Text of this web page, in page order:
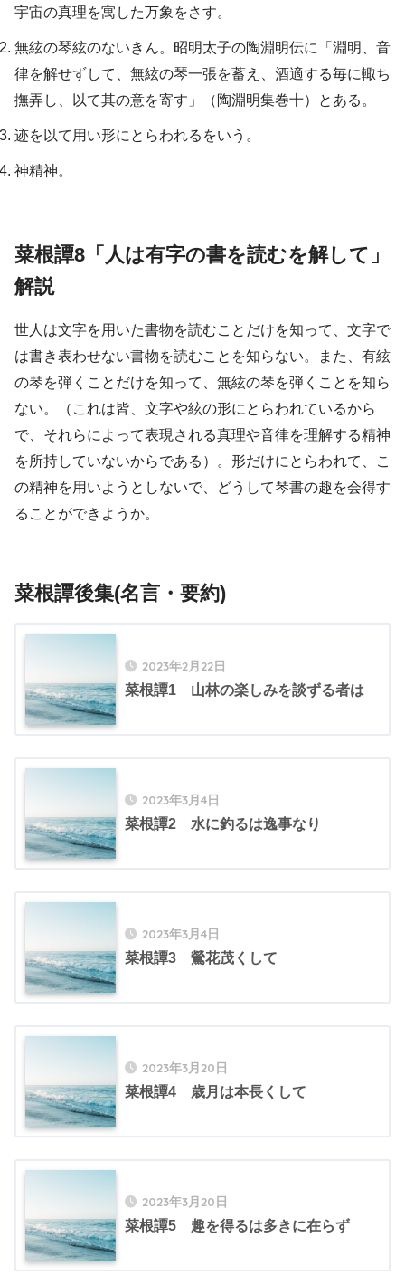
宇宙の真理を寓した万象をさす。
無絃の琴絃のないきん。昭明太子の陶淵明伝に「淵明、音
律を解せずして、無絃の琴一張を蓄え、酒適する毎に輙ち
撫弄し、以て其の意を寄す」（陶淵明集巻十）とある。
迹を以て用い形にとらわれるをいう。
神精神。
菜根譚8「人は有字の書を読むを解して」
解説
世人は文字を用いた書物を読むことだけを知って、文字で
は書き表わせない書物を読むことを知らない。また、有絃
の琴を弾くことだけを知って、無絃の琴を弾くことを知ら
ない。（これは皆、文字や絃の形にとらわれているから
で、それらによって表現される真理や音律を理解する精神
を所持していないからである）。形だけにとらわれて、こ
の精神を用いようとしないで、どうして琴書の趣を会得す
ることができようか。
菜根譚後集(名言・要約)
2023年2月22日
菜根譚1 山林の楽しみを談ずる者は
2023年3月4日
菜根譚2 水に釣るは逸事なり
2023年3月4日
菜根譚3 鶯花茂くして
2023年3月20日
菜根譚4 歳月は本長くして
2023年3月20日
菜根譚5 趣を得るは多きに在らず